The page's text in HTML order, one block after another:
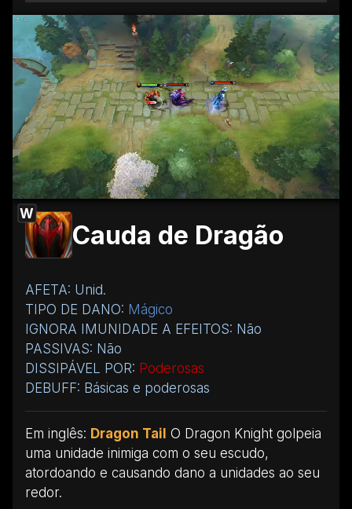
W
Cauda de Dragão
AFETA: Unid.
TIPO DE DANO: Mágico
IGNORA IMUNIDADE A EFEITOS: Não
PASSIVAS: Não
DISSIPÁVEL POR: Poderosas
DEBUFF: Básicas e poderosas
Em inglês: Dragon Tail O Dragon Knight golpeia
uma unidade inimiga com o seu escudo,
atordoando e causando dano a unidades ao seu
redor.